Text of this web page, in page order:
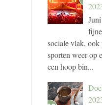
sociale vlak,
sporten weer op
een hoop bin...